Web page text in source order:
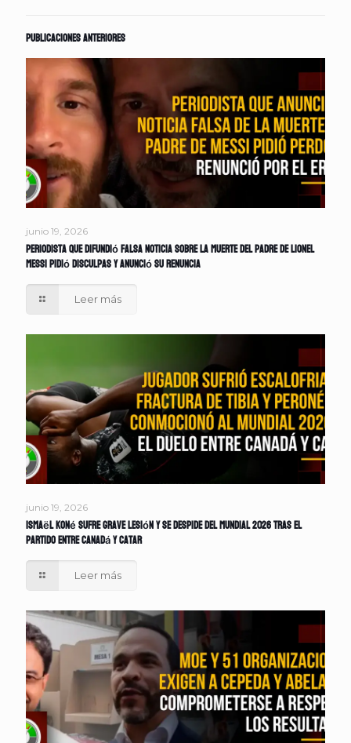
Publicaciones anteriores
junio 19, 2026
Periodista que difundió falsa noticia sobre la muerte del padre de Lionel
Messi pidió disculpas y anunció su renuncia
Leer más
junio 19, 2026
Ismaël Koné sufre grave lesión y se despide del Mundial 2026 tras el
partido entre Canadá y Catar
Leer más